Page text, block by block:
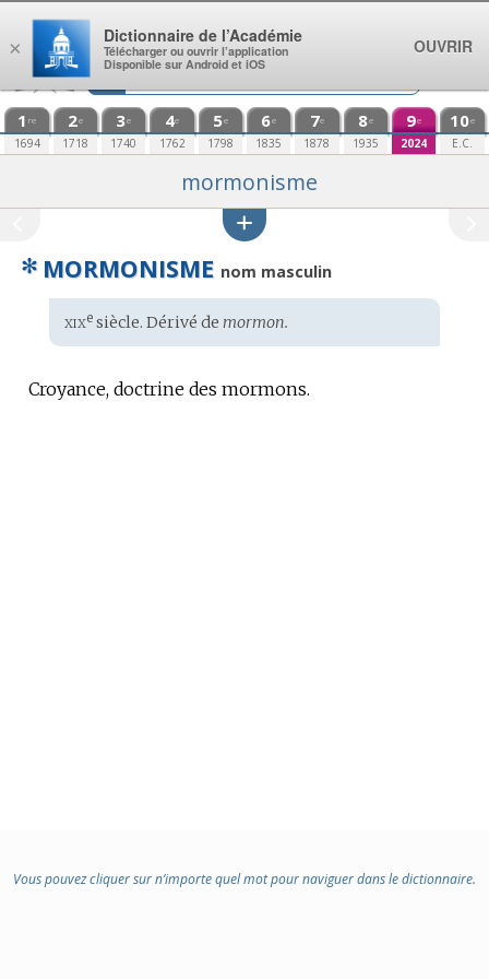
Aller au contenu
1 re
1694
2e
1718
3e
1740
4e
1762
5e
1798
6e
1835
7e
1878
8e
1935
9e
2024
10e
E.C.
mormonisme
✻ MORMONISME nom masculin
Étymologie
:
xixesiècle. Dérivé de mormon.
Croyance, doctrine des mormons.
Vous pouvez cliquer sur n’importe quel mot pour naviguer dans le dictionnaire.
×
Dictionnaire de l’Académie
Télécharger ou ouvrir l’application
Disponible sur Android et iOS
OUVRIR